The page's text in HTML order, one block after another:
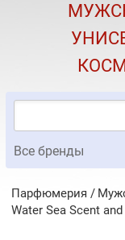
Все бренды
Парфюмерия
Water Sea Scent and